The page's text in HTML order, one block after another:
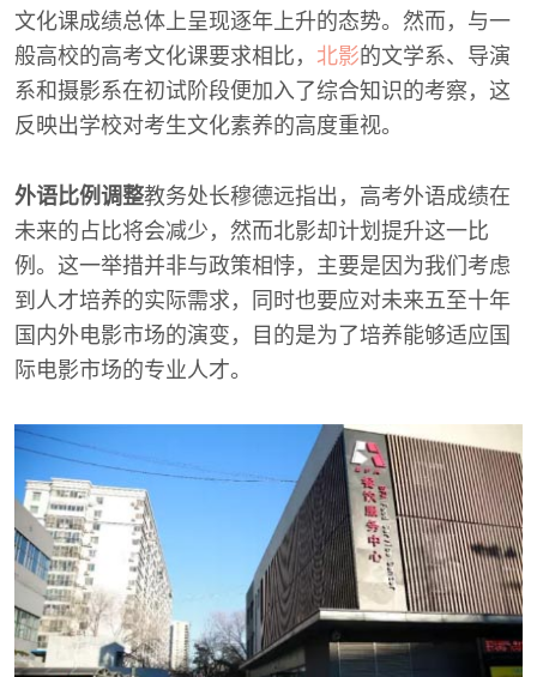
文化课成绩总体上呈现逐年上升的态势。然而，与一
般高校的高考文化课要求相比， 北影的文学系、导演
系和摄影系在初试阶段便加入了综合知识的考察，这
反映出学校对考生文化素养的高度重视。
外语比例调整教务处长穆德远指出，高考外语成绩在
未来的占比将会减少，然而北影却计划提升这一比
例。这一举措并非与政策相悖，主要是因为我们考虑
到人才培养的实际需求，同时也要应对未来五至十年
国内外电影市场的演变，目的是为了培养能够适应国
际电影市场的专业人才。